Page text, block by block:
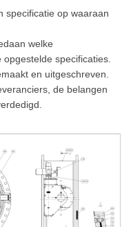
specificatie op waaraan
welke
specificaties.
en uitgeschreven.
de belangen